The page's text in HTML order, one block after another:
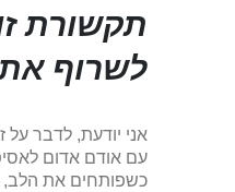
תקשורת
לשרוף
אני יודעת, לדבר על
עם אודם אדום
כשפותחים את הלב,